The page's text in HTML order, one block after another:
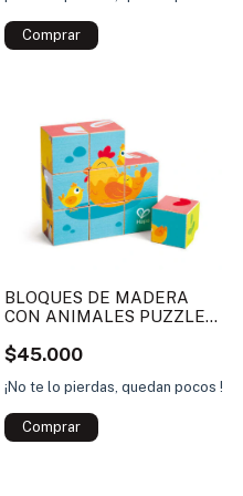
BLOQUES DE MADERA
CON ANIMALES PUZZLE
$45.000
¡No te lo pierdas, quedan pocos !